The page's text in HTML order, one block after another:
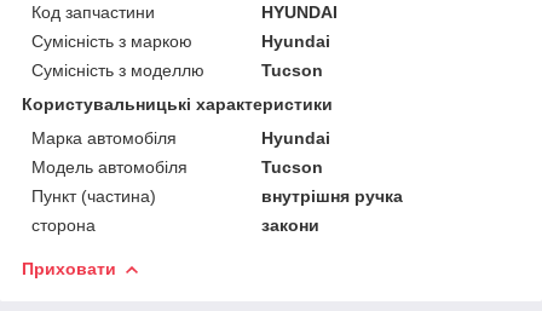
Код запчастини
HYUNDAI
Сумісність з маркою
Hyundai
Сумісність з моделлю
Tucson
Користувальницькі характеристики
Марка автомобіля
Hyundai
Модель автомобіля
Tucson
Пункт (частина)
внутрішня ручка
сторона
закони
Приховати